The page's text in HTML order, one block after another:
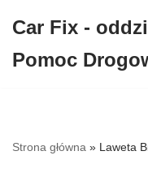
do
Car Fix -
Pomoc
Strona główna » Laweta